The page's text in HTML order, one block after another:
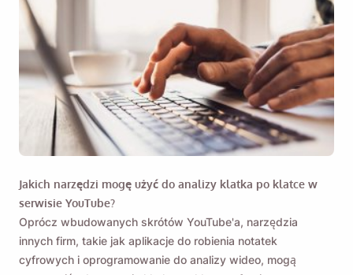
Jakich narzędzi mogę użyć do analizy klatka po klatce w
serwisie YouTube?
Oprócz wbudowanych skrótów YouTube'a, narzędzia
innych firm, takie jak aplikacje do robienia notatek
cyfrowych i oprogramowanie do analizy wideo, mogą